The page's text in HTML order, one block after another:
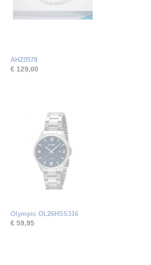
AHZ0578
€ 129,00
Olympic OL26HSS316
€ 59,95